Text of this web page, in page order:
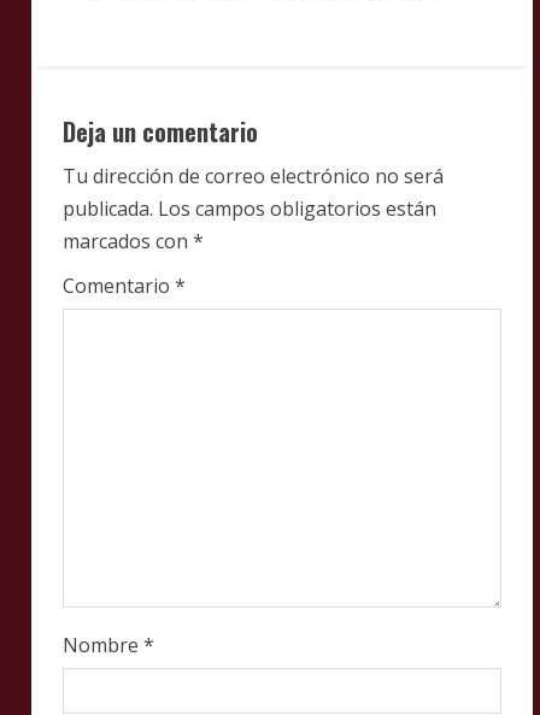
R
e
a
d
i
Deja un comentario
Tu dirección de correo electrónico no será
publicada. Los campos obligatorios están
marcados con *
Comentario *
Nombre *